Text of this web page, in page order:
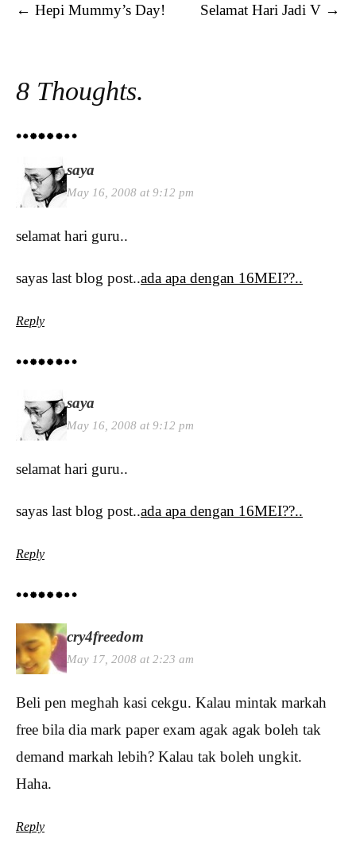
Post navigation
← Hepi Mummy’s Day! Selamat Hari Jadi V →
8 Thoughts.
saya
May 16, 2008 at 9:12 pm
selamat hari guru..
sayas last blog post..ada apa dengan 16MEI??..
Reply
saya
May 16, 2008 at 9:12 pm
selamat hari guru..
sayas last blog post..ada apa dengan 16MEI??..
Reply
cry4freedom
May 17, 2008 at 2:23 am
Beli pen meghah kasi cekgu. Kalau mintak markah
free bila dia mark paper exam agak agak boleh tak
demand markah lebih? Kalau tak boleh ungkit.
Haha.
Reply